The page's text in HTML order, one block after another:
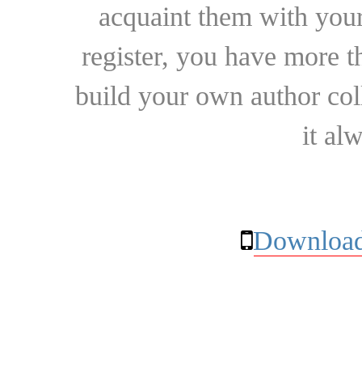
acquaint them with
register, you have more
build your own author
it